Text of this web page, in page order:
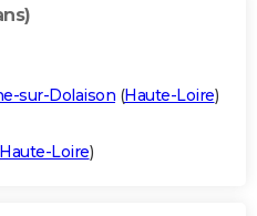
sur-Dolaison (Haute-Loire)
Haute-Loire)